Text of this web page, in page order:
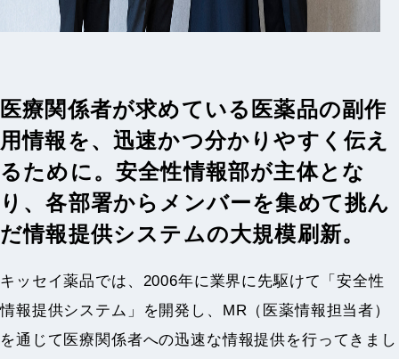
医療関係者が求めている医薬品の副作
用情報を、迅速かつ分かりやすく伝え
るために。安全性情報部が主体とな
り、各部署からメンバーを集めて挑ん
だ情報提供システムの大規模刷新。
キッセイ薬品では、2006年に業界に先駆けて「安全性
情報提供システム」を開発し、MR（医薬情報担当者）
を通じて医療関係者への迅速な情報提供を行ってきまし